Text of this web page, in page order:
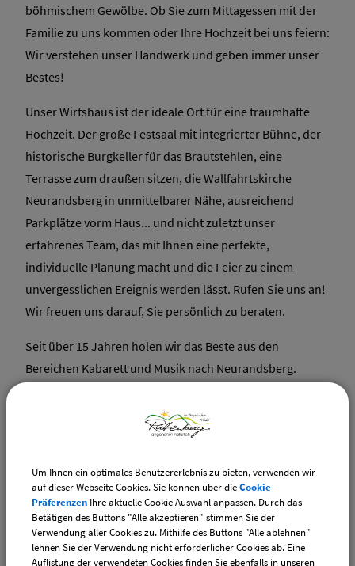
böhmischem Gewölbe. Ob Sie zum Mittagessen mit der
Familie zu uns kommen oder Ihre Hochzeit bei uns feiern:
Wir verstehen unser Handwerk und geben immer unser
Bestes!
Unser Wirtshaus ist der ideale Ort für eine traumhafte
Hochzeit. Der große Festsaal mit integrierter Bühne, der
historische Burgkeller für das Brautstehlen, eine
Terrasse zum draußen sitzen, die Wallfahrtskirche
Neurandsberg in unmittelbarer Nähe, ausreichend
Parkplätze vorm Haus... und nicht zuletzt unser
erfahrenes Team, das mit Ihnen eine perfekte,
individuelle Planung macht und die Feier zu einem
unvergesslichen Ereignis werden lässt. Rufen Sie uns an!
Wir freuen uns darauf, Sie persönlich zu beraten.
Seit über 15 Jahren holen wir das Beste aus den
Bereichen Kabarett und Musik nach Neurandsberg.
Gruber, Konstantin Wecker, Martina Schwarzmann, Da
Huawa da Meier und I, Haindling, Ottfried Fischer oder
Chance und sehen uns als Nachwuchsförderer. Wir
bieten ein einmaliges Programm für Jung und Alt, für
Herz und Ohr... denn wir lieben Kleinkunst.
Um Ihnen ein optimales Benutzererlebnis zu bieten, verwenden wir
auf dieser Webseite Cookies. Sie können über dieCookie
Präferenzen Ihre aktuelle Cookie Auswahl anpassen. Durch das
Betätigen des Buttons "Alle akzeptieren" stimmen Sie der
Verwendung aller Cookies zu. Mithilfe des Buttons "Alle ablehnen"
lehnen Sie der Verwendung nicht erforderlicher Cookies ab. Eine
Auflistung der verwendeten Cookies finden Sie ebenfalls in unseren